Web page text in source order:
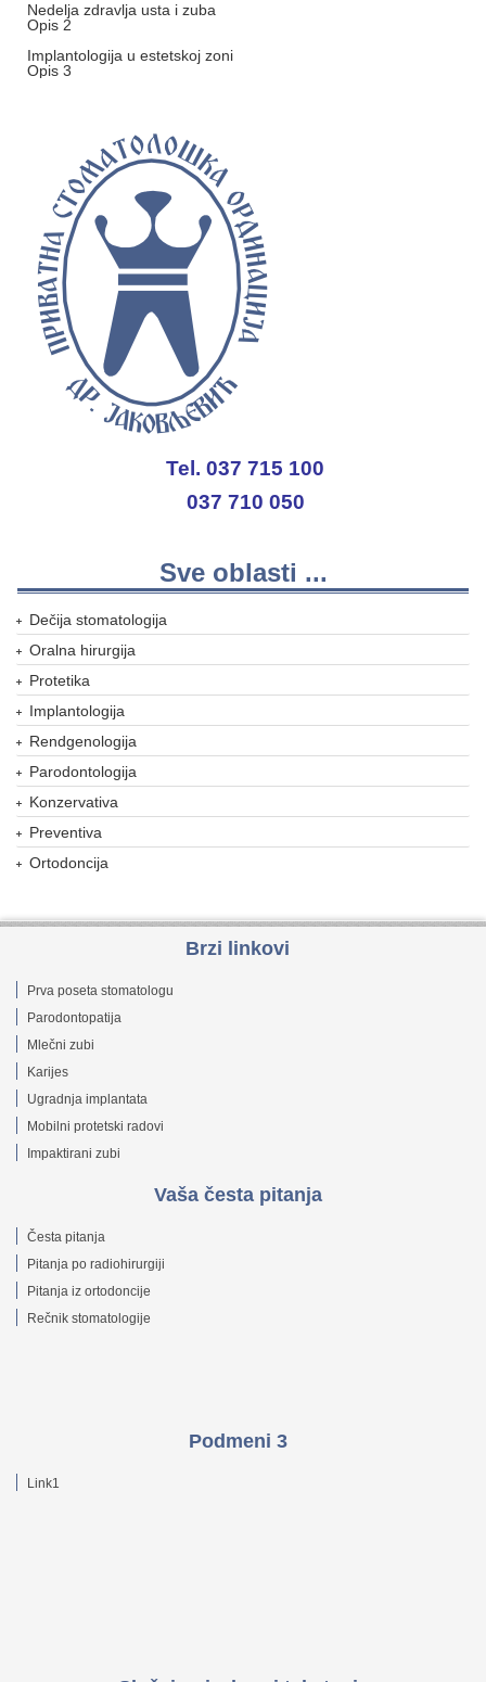
Nedelja zdravlja usta i zuba
Opis 2
Implantologija u estetskoj zoni
Opis 3
Tel. 037 715 100
037 710 050
Sve oblasti ...
Dečija stomatologija
Oralna hirurgija
Protetika
Implantologija
Rendgenologija
Parodontologija
Konzervativa
Preventiva
Ortodoncija
Brzi linkovi
Prva poseta stomatologu
Parodontopatija
Mlečni zubi
Karijes
Ugradnja implantata
Mobilni protetski radovi
Impaktirani zubi
Vaša česta pitanja
Česta pitanja
Pitanja po radiohirurgiji
Pitanja iz ortodoncije
Rečnik stomatologije
Podmeni 3
Link1